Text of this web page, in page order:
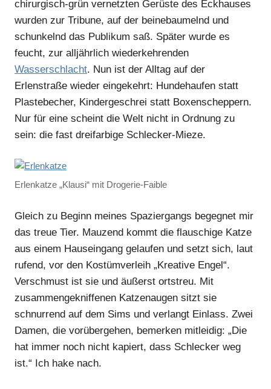
chirurgisch-grün vernetzten Gerüste des Eckhauses
wurden zur Tribune, auf der beinebaumelnd und
schunkelnd das Publikum saß. Später wurde es
feucht, zur alljährlich wiederkehrenden
Wasserschlacht. Nun ist der Alltag auf der
Erlenstraße wieder eingekehrt: Hundehaufen statt
Plastebecher, Kindergeschrei statt Boxenscheppern.
Nur für eine scheint die Welt nicht in Ordnung zu
sein: die fast dreifarbige Schlecker-Mieze.
Erlenkatze „Klausi“ mit Drogerie-Faible
Gleich zu Beginn meines Spaziergangs begegnet mir
das treue Tier. Mauzend kommt die flauschige Katze
aus einem Hauseingang gelaufen und setzt sich, laut
rufend, vor den Kostümverleih „Kreative Engel“.
Verschmust ist sie und äußerst ortstreu. Mit
zusammengekniffenen Katzenaugen sitzt sie
schnurrend auf dem Sims und verlangt Einlass. Zwei
Damen, die vorübergehen, bemerken mitleidig: „Die
hat immer noch nicht kapiert, dass Schlecker weg
ist.“ Ich hake nach.